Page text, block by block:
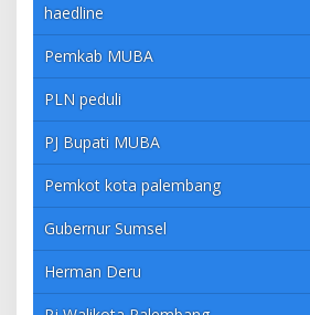
haedline
Pemkab MUBA
PLN peduli
PJ Bupati MUBA
Pemkot kota palembang
Gubernur Sumsel
Herman Deru